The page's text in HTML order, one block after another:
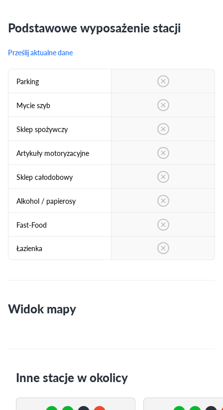
Podstawowe wyposażenie stacji
Prześlij aktualne dane
Parking
Mycie szyb
Sklep spożywczy
Artykuły motoryzacyjne
Sklep całodobowy
Alkohol / papierosy
Fast-Food
Łazienka
Widok mapy
Inne stacje w okolicy